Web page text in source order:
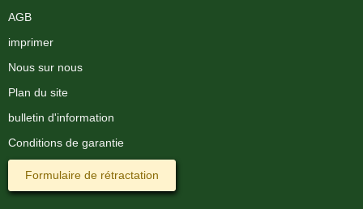
AGB
imprimer
Nous sur nous
Plan du site
bulletin d'information
Conditions de garantie
Formulaire de rétractation